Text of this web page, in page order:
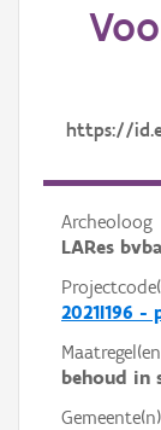
Aanmelden
https://
Archeoloog
LARes
2021I196
behoud in
Gemeente(n)